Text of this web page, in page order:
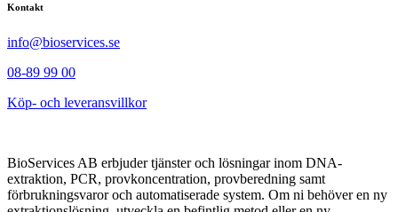
Kontakt
info@bioservices.se
08-89 99 00
Köp- och leveransvillkor
BioServices AB erbjuder tjänster och lösningar inom DNA-
extraktion, PCR, provkoncentration, provberedning samt
förbrukningsvaror och automatiserade system. Om ni behöver en ny